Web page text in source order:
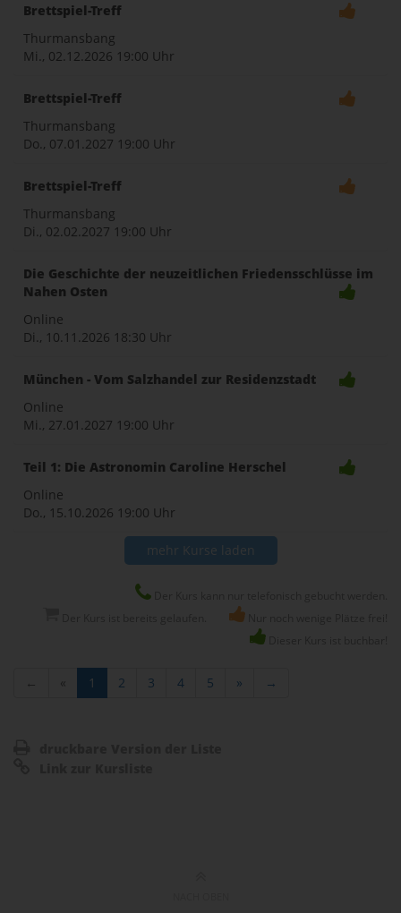
Brettspiel-Treff
Thurmansbang
Mi., 02.12.2026 19:00 Uhr
Brettspiel-Treff
Thurmansbang
Do., 07.01.2027 19:00 Uhr
Brettspiel-Treff
Thurmansbang
Di., 02.02.2027 19:00 Uhr
Die Geschichte der neuzeitlichen Friedensschlüsse im
Nahen Osten
Online
Di., 10.11.2026 18:30 Uhr
München - Vom Salzhandel zur Residenzstadt
Online
Mi., 27.01.2027 19:00 Uhr
Teil 1: Die Astronomin Caroline Herschel
Online
Do., 15.10.2026 19:00 Uhr
mehr Kurse laden
← « 1 2 3 4 5 » →